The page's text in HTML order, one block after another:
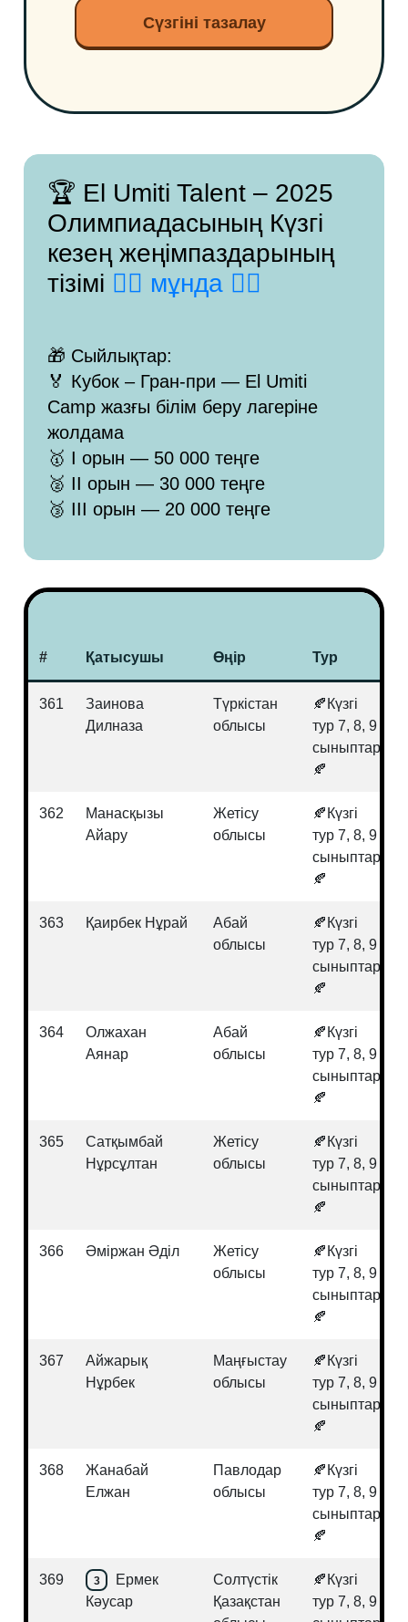
Сүзгіні тазалау
🏆 El Umiti Talent – 2025
Олимпиадасының Күзгі
кезең жеңімпаздарының
тізімі 👉🏻 мұнда 👈🏻
🎁 Сыйлықтар:
🏅 Кубок – Гран-при — El Umiti
Camp жазғы білім беру лагеріне
жолдама
🥇 I орын — 50 000 теңге
🥈 II орын — 30 000 теңге
🥉 III орын — 20 000 теңге
# Қатысушы Өңір Тур
361
Заинова
Дилназа
Түркістан
облысы
🍂Күзгі
тур 7, 8, 9
сыныптар
🍂
362
Манасқызы
Айару
Жетісу
облысы
🍂Күзгі
тур 7, 8, 9
сыныптар
🍂
363 Қаирбек Нұрай
Абай
облысы
🍂Күзгі
тур 7, 8, 9
сыныптар
🍂
364
Олжахан
Аянар
Абай
облысы
🍂Күзгі
тур 7, 8, 9
сыныптар
🍂
365
Сатқымбай
Нұрсұлтан
Жетісу
облысы
🍂Күзгі
тур 7, 8, 9
сыныптар
🍂
366 Әміржан Әділ
Жетісу
облысы
🍂Күзгі
тур 7, 8, 9
сыныптар
🍂
367
Айжарық
Нұрбек
Маңғыстау
облысы
🍂Күзгі
тур 7, 8, 9
сыныптар
🍂
368
Жанабай
Елжан
Павлодар
облысы
🍂Күзгі
тур 7, 8, 9
сыныптар
🍂
369 3
Ермек
Кәусар
Солтүстік
Қазақстан
🍂Күзгі
тур 7, 8, 9